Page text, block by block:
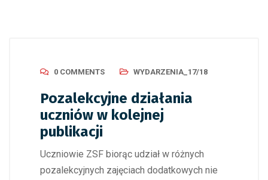
0 COMMENTS WYDARZENIA_17/18
Pozalekcyjne działania
uczniów w kolejnej
publikacji
Uczniowie ZSF biorąc udział w różnych
pozalekcyjnych zajęciach dodatkowych nie